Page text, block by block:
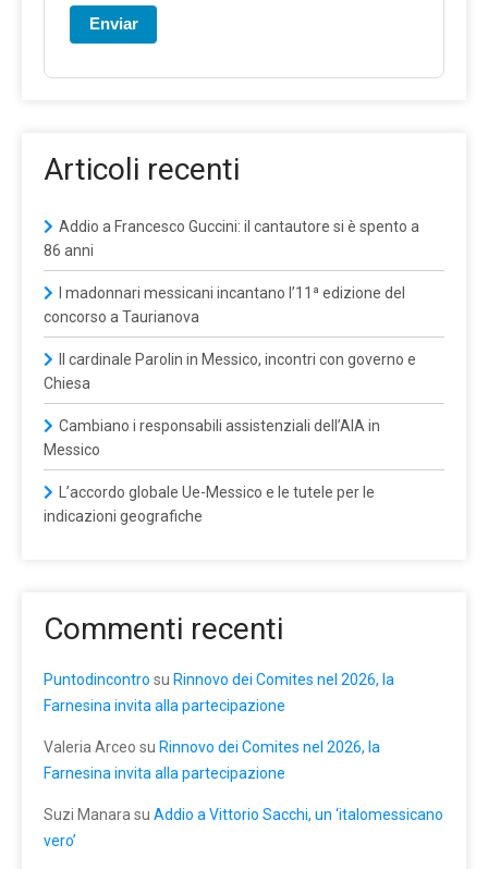
Enviar
Articoli recenti
Addio a Francesco Guccini: il cantautore si è spento a
86 anni
I madonnari messicani incantano l’11ª edizione del
concorso a Taurianova
Il cardinale Parolin in Messico, incontri con governo e
Chiesa
Cambiano i responsabili assistenziali dell’AIA in
Messico
L’accordo globale Ue-Messico e le tutele per le
indicazioni geografiche
Commenti recenti
Puntodincontro su Rinnovo dei Comites nel 2026, la
Farnesina invita alla partecipazione
Valeria Arceo su Rinnovo dei Comites nel 2026, la
Farnesina invita alla partecipazione
Suzi Manara su Addio a Vittorio Sacchi, un ‘italomessicano
vero’